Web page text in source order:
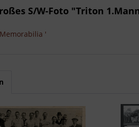
S/W-Foto "Triton
'